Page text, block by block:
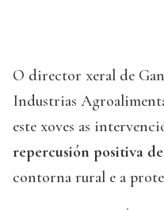
O director xeral de
Industrias
este xoves as
repercusión positiva
contorna rural e a